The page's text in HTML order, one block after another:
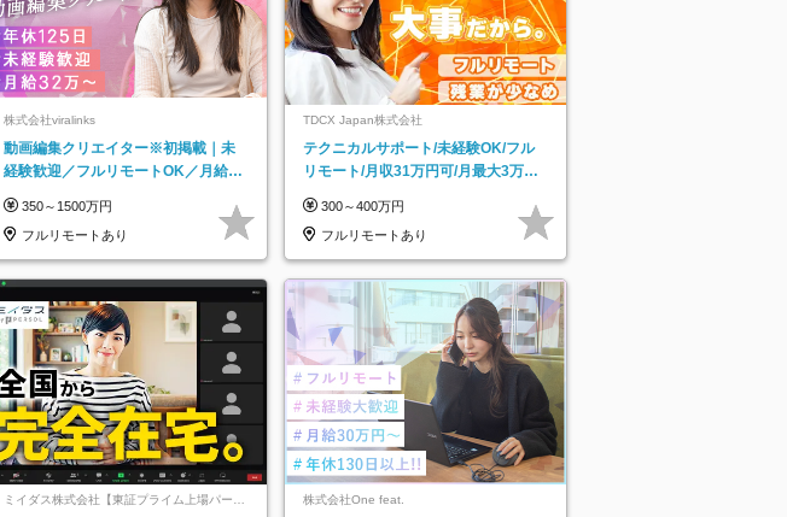
株式会社viralinks
動画編集クリエイター※初掲載｜未
経験歓迎／フルリモートOK／月給32
350～1500万円
フルリモートあり
TDCX Japan株式会社
テクニカルサポート/未経験OK/フル
リモート/月収31万円可/月最大3万の
300～400万円
フルリモートあり
ミイダス株式会社【東証プライム上場パーソ
株式会社One feat.